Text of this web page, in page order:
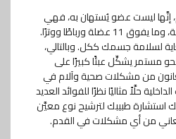
ليست عضو يُستهان به، فهي
تتضمَّن 33 مفصلًا و26 عظمة، وما يفوق 11 عضلة ورباطًا ووترًا.
لسلامة جسمك ككل. وبالتالي،
مستمر يشكِّل عبئًا كبيرًا على
من مشكلات صحية وآلام في
حلَّاً مثاليًا نظرًا للفوائد العديد
استشارة طبيبك لترشيح نوع معيَّن
من أي مشكلات في القدم.